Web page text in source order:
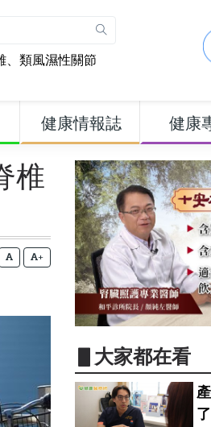
、 類風濕性關節
健康情報誌 健康
椎
+
▋大家都在看